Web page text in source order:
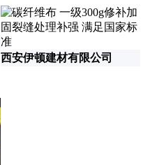
西安伊顿建材有限公司